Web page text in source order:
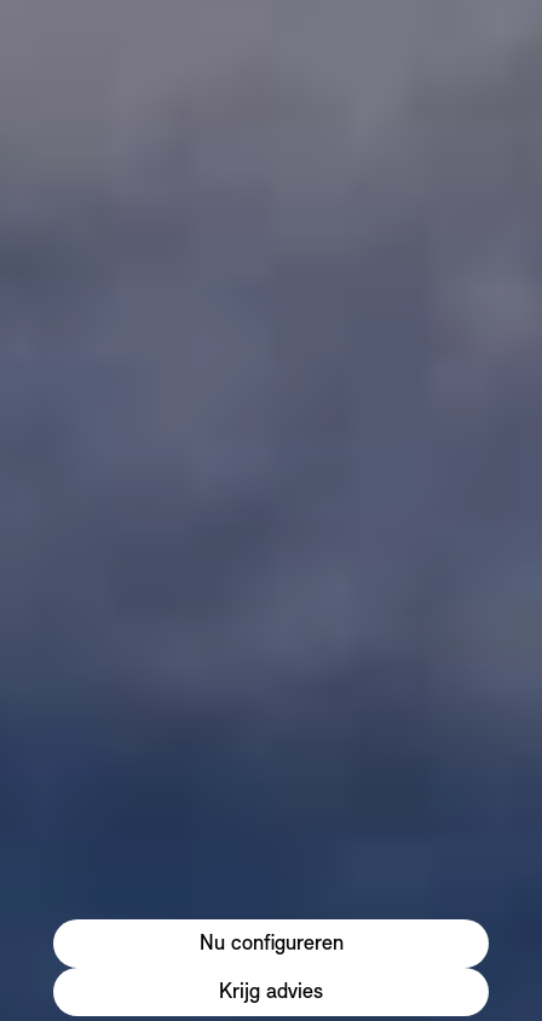
Nu configureren
Krijg advies